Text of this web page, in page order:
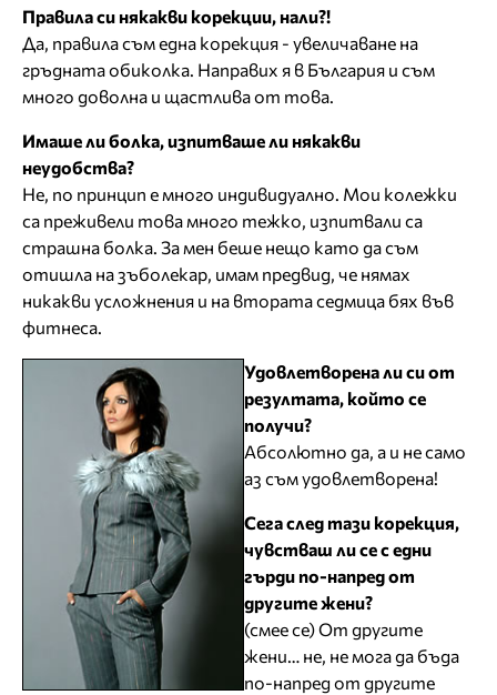
Правила си някакви корекции, нали?!
Да, правила съм една корекция - увеличаване на
гръдната обиколка. Направих я в България и съм
много доволна и щастлива от това.
Имаше ли болка, изпитваше ли някакви
неудобства?
Не, по принцип е много индивидуално. Мои колежки
са преживели това много тежко, изпитвали са
страшна болка. За мен беше нещо като да съм
отишла на зъболекар, имам предвид, че нямах
никакви усложнения и на втората седмица бях във
фитнеса.
Удовлетворена ли си от
резултата, който се
получи?
Абсолютно да, а и не само
аз съм удовлетворена!
Сега след тази корекция,
чувстваш ли се с едни
гърди по-напред от
другите жени?
(смее се) От другите
жени… не, не мога да бъда
по-напред от другите